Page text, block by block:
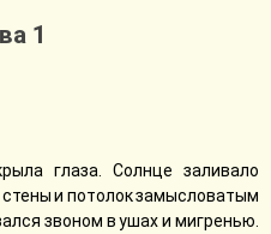
1
глаза. Солнце заливало
и потолок замысловатым
звоном в ушах и мигренью.